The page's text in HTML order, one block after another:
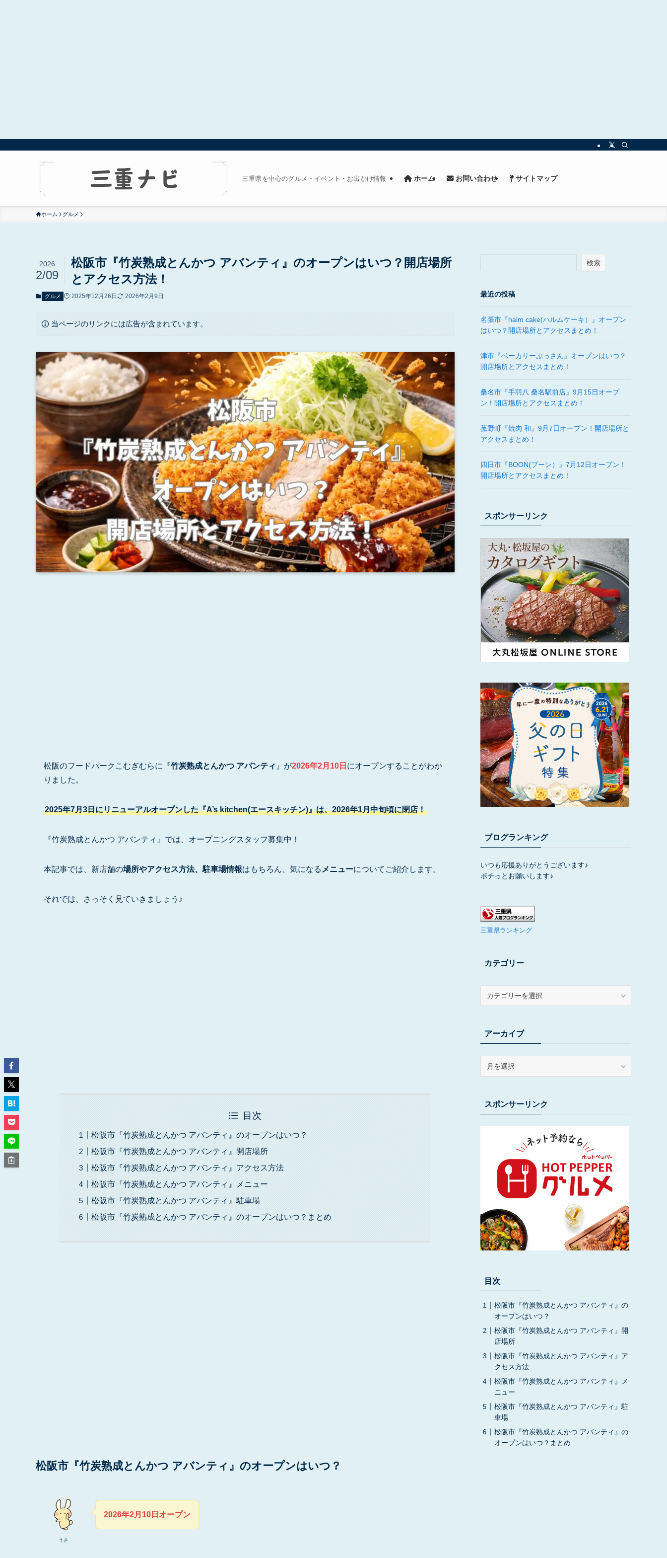
三重県を中心のグルメ・イベント・お出かけ情報 ホーム お問い合わせ サイトマップ
ホーム グルメ
松阪市『竹炭熟成とんかつ アバンティ』のオープンはいつ？開店場所
とアクセス方法！
2026
2/09
グルメ 2025年12月26日 2026年2月9日
当ページのリンクには広告が含まれています。
松阪のフードパークこむぎむらに『竹炭熟成とんかつ アバンティ 』が2026年2月10日 にオープンすることがわか
りました。
2025年7月3日にリニューアルオープンした『A’s kitchen(エースキッチン)』は、2026年1月中旬頃に閉店！
『竹炭熟成とんかつ アバンティ』では、オープニングスタッフ募集中！
本記事では、新店舗の場所やアクセス方法、駐車場情報はもちろん、気になる メニューについてご紹介します。
それでは、さっそく見ていきましょう♪
目次
松阪市『竹炭熟成とんかつ アバンティ』のオープンはいつ？
松阪市『竹炭熟成とんかつ アバンティ』開店場所
松阪市『竹炭熟成とんかつ アバンティ』アクセス方法
松阪市『竹炭熟成とんかつ アバンティ』メニュー
松阪市『竹炭熟成とんかつ アバンティ』駐車場
松阪市『竹炭熟成とんかつ アバンティ』のオープンはいつ？まとめ
松阪市『竹炭熟成とんかつ アバンティ』のオープンはいつ？
うさ
2026年2月10日オープン
検索
最近の投稿
名張市『halm cake(ハルムケーキ）』オープン
はいつ？開店場所とアクセスまとめ！
津市『ベーカリーぷっさん』オープンはいつ？
開店場所とアクセスまとめ！
桑名市『手羽八 桑名駅前店』9月15日オープ
ン！開店場所とアクセスまとめ！
菰野町『焼肉 和』9月7日オープン！開店場所と
アクセスまとめ！
四日市『BOON(ブーン）』7月12日オープン！
開店場所とアクセスまとめ！
スポンサーリンク
ブログランキング
いつも応援ありがとうございます♪
ポチっとお願いします♪
三重県ランキング
カテゴリー
ーアーカイブ
ブスポンサーリンク
目次
松阪市『竹炭熟成とんかつ アバンティ』の
オープンはいつ？
松阪市『竹炭熟成とんかつ アバンティ』開
店場所
松阪市『竹炭熟成とんかつ アバンティ』ア
クセス方法
松阪市『竹炭熟成とんかつ アバンティ』メ
ニュー
松阪市『竹炭熟成とんかつ アバンティ』駐
車場
松阪市『竹炭熟成とんかつ アバンティ』の
オープンはいつ？まとめ